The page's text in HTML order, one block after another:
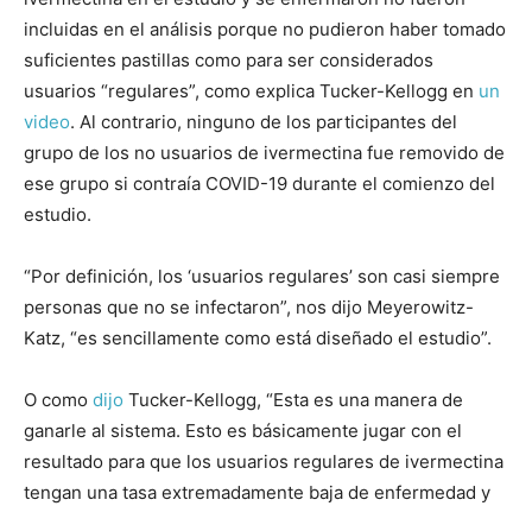
incluidas en el análisis porque no pudieron haber tomado
suficientes pastillas como para ser considerados
usuarios “regulares”, como explica Tucker-Kellogg en un
video. Al contrario, ninguno de los participantes del
grupo de los no usuarios de ivermectina fue removido de
ese grupo si contraía COVID-19 durante el comienzo del
estudio.
“Por definición, los ‘usuarios regulares’ son casi siempre
personas que no se infectaron”, nos dijo Meyerowitz-
Katz, “es sencillamente como está diseñado el estudio”.
O como dijo Tucker-Kellogg, “Esta es una manera de
ganarle al sistema. Esto es básicamente jugar con el
resultado para que los usuarios regulares de ivermectina
tengan una tasa extremadamente baja de enfermedad y